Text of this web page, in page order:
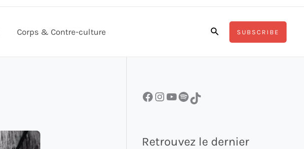
Corps & Contre-culture RechercherSUBSCRIBE
Facebook InstagramYouTube Spotify TikTok
Retrouvez le dernier